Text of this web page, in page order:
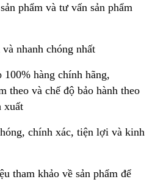
phẩm và tư vấn sản phẩm
nhanh chóng nhất
100% hàng chính hãng,
theo và chế độ bảo hành theo
xuất
chính xác, tiện lợi và kinh
tham khảo về sản phẩm để